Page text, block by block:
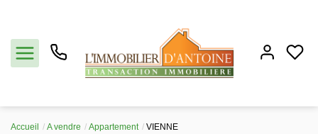
Accueil A vendre Appartement VIENNE